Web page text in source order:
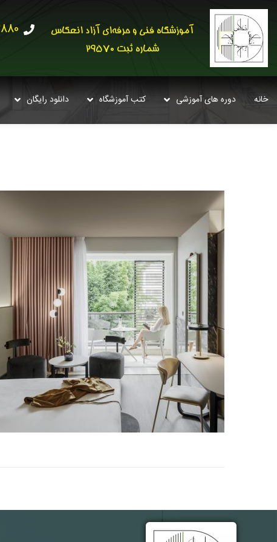
آموزشگاه فنی و حرفه‌ای آزاد انعکاس
شماره ثبت 29570
خانه دوره های آموزشی کتب آموزشگاه دانلود رایگان
نام و نام